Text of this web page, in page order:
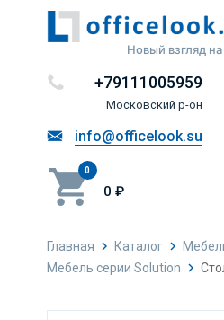
Новый взгляд
+79111005959
Московский р-он
info@officelook.su
0
0 ₽
Главная Каталог
Мебель серии Solution